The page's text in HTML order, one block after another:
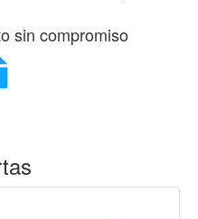
sin compromiso